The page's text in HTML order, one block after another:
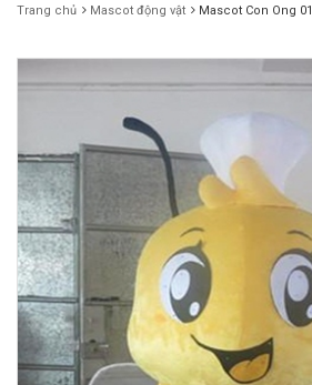
Trang chủ Mascot động vật Mascot Con Ong 01